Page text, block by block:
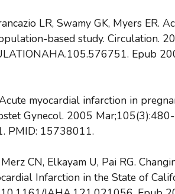
LR, Swamy GK, Myers ER.
based study. Circulation.
Epub
myocardial infarction in
Gynecol. 2005
PMID: 15738011.
CN, Elkayam U, Pai RG.
Infarction in the State of